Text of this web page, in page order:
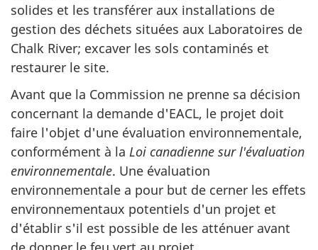
solides et les transférer aux installations de
gestion des déchets situées aux Laboratoires de
Chalk River; excaver les sols contaminés et
restaurer le site.
Avant que la Commission ne prenne sa décision
concernant la demande d'EACL, le projet doit
faire l'objet d'une évaluation environnementale,
conformément à la Loi canadienne sur l'évaluation
environnementale. Une évaluation
environnementale a pour but de cerner les effets
environnementaux potentiels d'un projet et
d'établir s'il est possible de les atténuer avant